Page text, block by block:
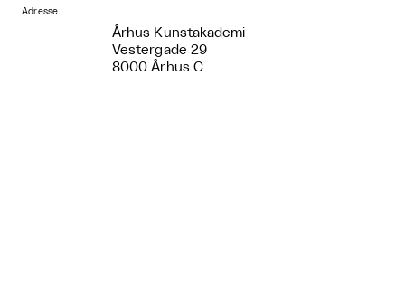
Adresse
​ Århus Kunstakademi
Vestergade 29
8000 Århus C